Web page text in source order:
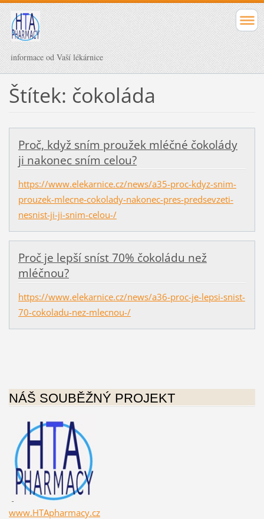
informace od Vaší lékárnice
Štítek: čokoláda
Proč, když sním proužek mléčné čokolády
ji nakonec sním celou?
https://www.elekarnice.cz/news/a35-proc-kdyz-snim-
prouzek-mlecne-cokolady-nakonec-pres-predsevzeti-
nesnist-ji-ji-snim-celou-/
Proč je lepší sníst 70% čokoládu než
mléčnou?
https://www.elekarnice.cz/news/a36-proc-je-lepsi-snist-
70-cokoladu-nez-mlecnou-/
NÁŠ SOUBĚŽNÝ PROJEKT
www.HTApharmacy.cz